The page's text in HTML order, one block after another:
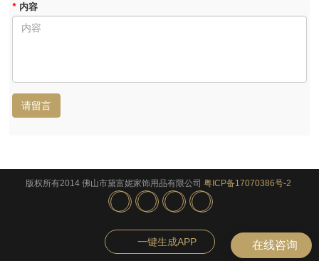
* 内容
请留言
版权所有2014 佛山市黛富妮家饰用品有限公司 粤ICP备17070386号-2
一键生成APP 在线咨询